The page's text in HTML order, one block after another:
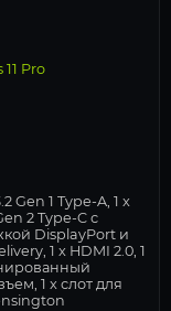
Pro
Gen 1 Type-A, 1 x
2 Type-C с
DisplayPort и
1 x HDMI 2.0, 1
1 x слот для